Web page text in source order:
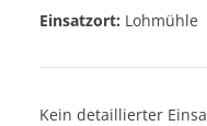
Einsatzort: Lohmühle
Kein detaillierter